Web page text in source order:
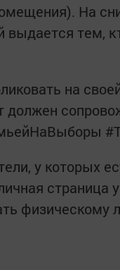
На
тем,
на
должен
у которых
страница
физическому